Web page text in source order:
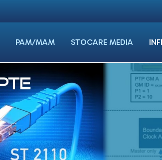
PAM/MAM STOCARE MEDIA